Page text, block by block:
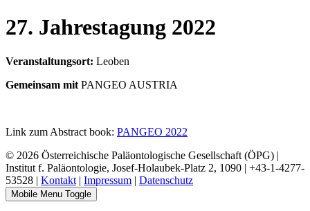
27. Jahrestagung 2022
Veranstaltungsort: Leoben
Gemeinsam mit PANGEO AUSTRIA
Link zum Abstract book: PANGEO 2022
© 2026 Österreichische Paläontologische Gesellschaft (ÖPG) |
Institut f. Paläontologie, Josef-Holaubek-Platz 2, 1090 | +43-1-4277-
53528 | Kontakt | Impressum | Datenschutz
Mobile Menu Toggle